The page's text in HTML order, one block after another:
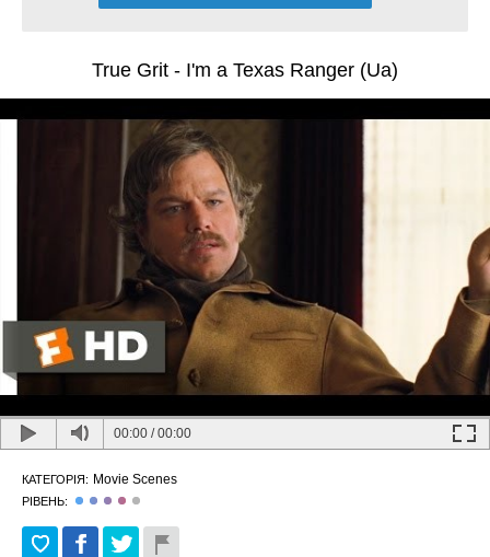
True Grit - I'm a Texas Ranger (Ua)
00:00 /00:00
КАТЕГОРІЯ: Movie Scenes
РІВЕНЬ: